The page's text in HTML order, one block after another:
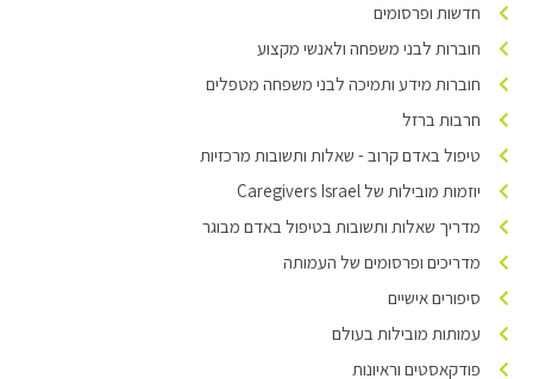
חדשות ופרסומים
חוברות לבני משפחה ולאנשי מקצוע
חוברות מידע ותמיכה לבני משפחה מטפלים
חרבות ברזל
טיפול באדם קרוב - שאלות ותשובות מרכזיות
יוזמות מובילות של Caregivers Israel
מדריך שאלות ותשובות בטיפול באדם מבוגר
מדריכים ופרסומים של העמותה
סיפורים אישיים
עמותות מובילות בעולם
פודקאסטים וראיונות